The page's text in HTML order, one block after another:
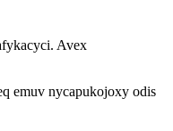
Avex
emuv nycapukojoxy odis